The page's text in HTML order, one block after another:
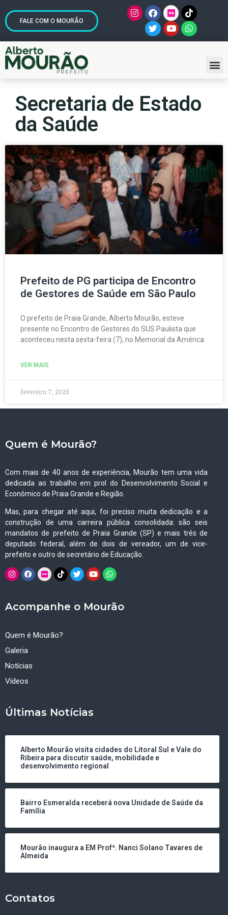
FALE COM O MOURÃO
Secretaria de Estado
da Saúde
Prefeito de PG participa de Encontro
de Gestores de Saúde em São Paulo
O prefeito de Praia Grande, Alberto Mourão, esteve
presente no Encontro de Gestores do SUS Paulista que
aconteceu nesta sexta-feira (7), no Memorial da América
VER MAIS
fevereiro 7, 2025
Quem é Mourão?
Com mais de 40 anos de experiência, Mourão tem uma vida
dedicada ao trabalho em prol do Desenvolvimento Social e
Econômico de Praia Grande e Região.
Mas, para chegar até aqui, foi preciso muita dedicação e a
construção de uma carreira pública consolidada: são seis
mandatos de prefeito de Praia Grande (SP) e mais três de
deputado federal, além de dois de vereador, um de vice-
prefeito e outro de secretário de Educação.
Acompanhe o Mourão
Quem é Mourão?
Galeria
Notícias
Vídeos
Últimas Notícias
Alberto Mourão visita cidades do Litoral Sul e Vale do
Ribeira para discutir saúde, mobilidade e
desenvolvimento regional
Bairro Esmeralda receberá nova Unidade de Saúde da
Família
Mourão inaugura a EM Profª. Nanci Solano Tavares de
Almeida
Contatos